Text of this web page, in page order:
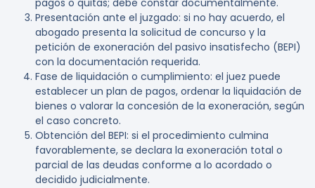
pagos o quitas; debe constar documentalmente.
Presentación ante el juzgado: si no hay acuerdo, el
abogado presenta la solicitud de concurso y la
petición de exoneración del pasivo insatisfecho (BEPI)
con la documentación requerida.
Fase de liquidación o cumplimiento: el juez puede
establecer un plan de pagos, ordenar la liquidación de
bienes o valorar la concesión de la exoneración, según
el caso concreto.
Obtención del BEPI: si el procedimiento culmina
favorablemente, se declara la exoneración total o
parcial de las deudas conforme a lo acordado o
decidido judicialmente.